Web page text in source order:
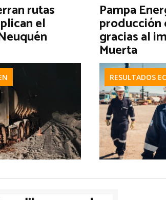
rutas
el
Pampa
gracias al
Muerta
RESULTADOS